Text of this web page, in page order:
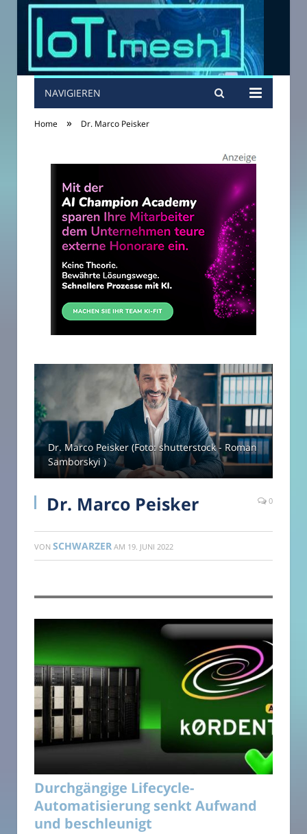
NAVIGIEREN
Home » Dr. Marco Peisker
Dr. Marco Peisker (Foto: shutterstock - Roman
Samborskyi )
Dr. Marco Peisker 0
VON SCHWARZER AM 19. JUNI 2022
Durchgängige Lifecycle-
Automatisierung senkt Aufwand
und beschleunigt